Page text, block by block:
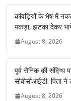
कांवड़ियों के भेष में
पकड़ा, झटका देकर
August 8, 2026
पूर्व सैनिक की संदिग्ध
सीबीसीआईडी, पिता
August 8, 2026